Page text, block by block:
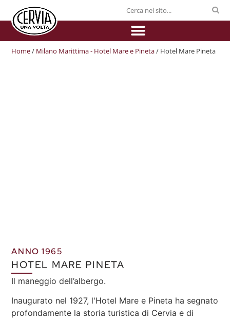
Home/ Milano Marittima - Hotel Mare e Pineta/ Hotel Mare Pineta
ANNO 1965
HOTEL MARE PINETA
Il maneggio dell’albergo.
Inaugurato nel 1927, l'Hotel Mare e Pineta ha segnato
profondamente la storia turistica di Cervia e di